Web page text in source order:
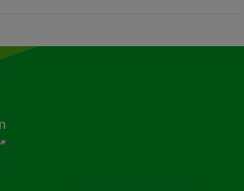
Länk till annan webbplats, öppnas i nytt